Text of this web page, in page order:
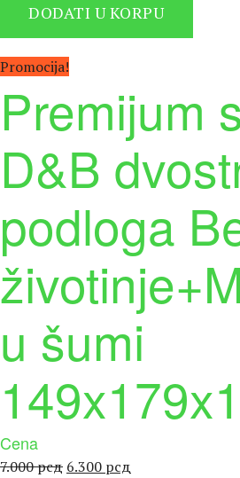
DODATI U KORPU
Promocija!
Premijum
D&B
podloga
u šumi
Cena
7.000рсд Оригинална
6.300 рсд